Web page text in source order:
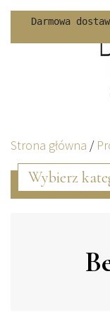
Darmowa
Skip to content
Strona główna /